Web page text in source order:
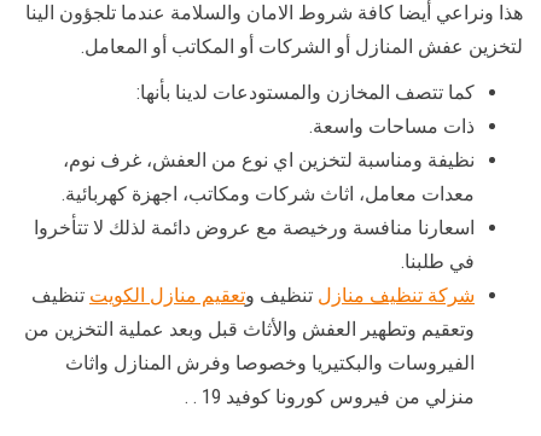
هذا ونراعي أيضا كافة شروط الامان والسلامة عندما تلجؤون الينا
لتخزين عفش المنازل أو الشركات أو المكاتب أو المعامل.
كما تتصف المخازن والمستودعات لدينا بأنها:
ذات مساحات واسعة.
نظيفة ومناسبة لتخزين اي نوع من العفش، غرف نوم،
معدات معامل، اثاث شركات ومكاتب، اجهزة كهربائية.
اسعارنا منافسة ورخيصة مع عروض دائمة لذلك لا تتأخروا
في طلبنا.
شركة تنظيف منازل تنظيف وتعقيم منازل الكويت تنظيف
وتعقيم وتطهير العفش والأثاث قبل وبعد عملية التخزين من
الفيروسات والبكتيريا وخصوصا وفرش المنازل واثاث
منزلي من فيروس كورونا كوفيد 19 . .